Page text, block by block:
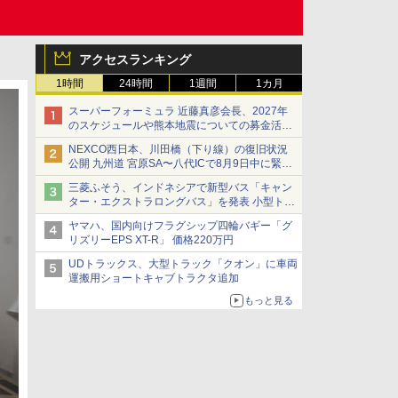
アクセスランキング
1時間 24時間 1週間 1カ月
スーパーフォーミュラ 近藤真彦会長、2027年
のスケジュールや熊本地震についての募金活動
を紹介
NEXCO西日本、川田橋（下り線）の復旧状況
公開 九州道 宮原SA〜八代ICで8月9日中に緊急
車両を通行可能に
三菱ふそう、インドネシアで新型バス「キャン
ター・エクストラロングバス」を発表 小型トラ
ックベースの観光・旅客輸送向けバス
ヤマハ、国内向けフラグシップ四輪バギー「グ
リズリーEPS XT-R」 価格220万円
UDトラックス、大型トラック「クオン」に車両
運搬用ショートキャブトラクタ追加
もっと見る